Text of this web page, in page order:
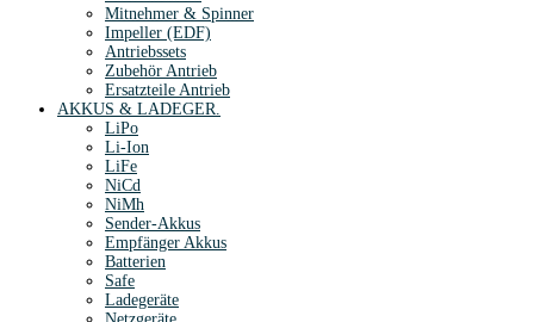
Mitnehmer & Spinner
Impeller (EDF)
Antriebssets
Zubehör Antrieb
Ersatzteile Antrieb
AKKUS & LADEGER.
LiPo
Li-Ion
LiFe
NiCd
NiMh
Sender-Akkus
Empfänger Akkus
Batterien
Safe
Ladegeräte